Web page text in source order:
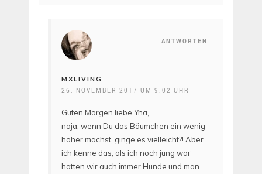
ANTWORTEN
MXLIVING
26. NOVEMBER 2017 UM 9:02 UHR
Guten Morgen liebe Yna,
naja, wenn Du das Bäumchen ein wenig
höher machst, ginge es vielleicht?! Aber
ich kenne das, als ich noch jung war
hatten wir auch immer Hunde und man